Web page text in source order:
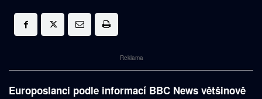
Reklama
Europoslanci podle informací BBC News většinově